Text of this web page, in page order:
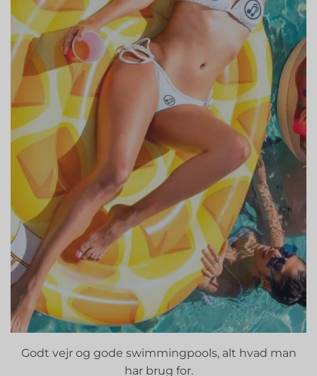
Godt vejr og gode swimmingpools, alt hvad man
har brug for.